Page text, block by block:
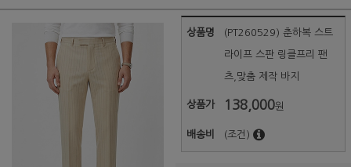
상품명 (PT260529) 춘하복 스트
라이프 스판 링클프리 팬
츠,맞춤 제작 바지
상품가 138,000원
배송비 (조건)